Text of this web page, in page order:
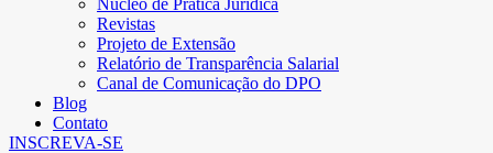
Núcleo de Prática Jurídica
Revistas
Projeto de Extensão
Relatório de Transparência Salarial
Canal de Comunicação do DPO
Blog
Contato
INSCREVA-SE